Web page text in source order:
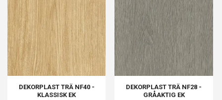
DEKORPLAST TRÄ NF40 -
KLASSISK EK
DEKORPLAST TRÄ NF28 -
GRÅAKTIG EK